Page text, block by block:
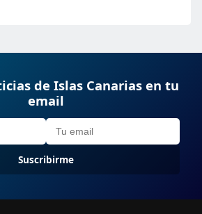
de Islas Canarias en tu
email
Suscribirme